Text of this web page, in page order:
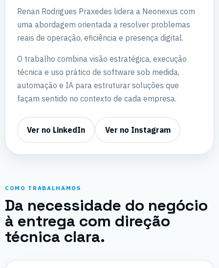
Renan Rodrigues Praxedes lidera a Neonexus com
uma abordagem orientada a resolver problemas
reais de operação, eficiência e presença digital.
O trabalho combina visão estratégica, execução
técnica e uso prático de software sob medida,
automação e IA para estruturar soluções que
façam sentido no contexto de cada empresa.
Ver no LinkedIn Ver no Instagram
COMO TRABALHAMOS
Da necessidade do negócio
à entrega com direção
técnica clara.